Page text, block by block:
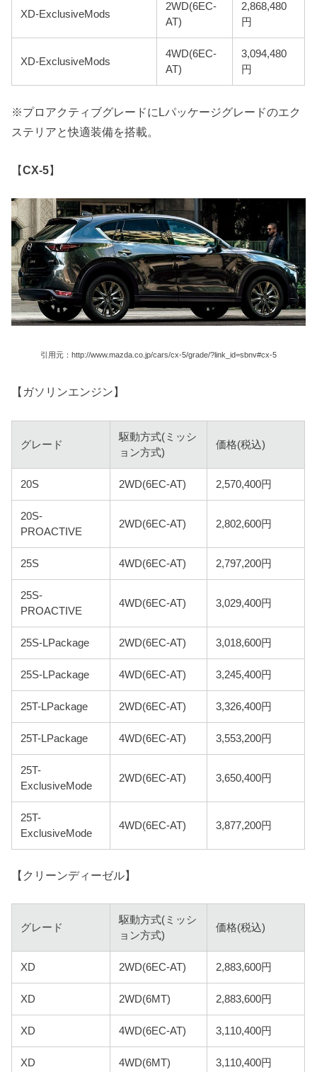
XD-ExclusiveMods
2WD(6EC-
AT)
2,868,480
円
XD-ExclusiveMods
4WD(6EC-
AT)
3,094,480
円
※プロアクティブグレードにLパッケージグレードのエク
ステリアと快適装備を搭載。
【CX-5】
引用元：http://www.mazda.co.jp/cars/cx-5/grade/?link_id=sbnv#cx-5
【ガソリンエンジン】
グレード
駆動方式(ミッシ
ョン方式)
価格(税込)
20S 2WD(6EC-AT) 2,570,400円
20S-
PROACTIVE
2WD(6EC-AT) 2,802,600円
25S 4WD(6EC-AT) 2,797,200円
25S-
PROACTIVE
4WD(6EC-AT) 3,029,400円
25S-LPackage 2WD(6EC-AT) 3,018,600円
25S-LPackage 4WD(6EC-AT) 3,245,400円
25T-LPackage 2WD(6EC-AT) 3,326,400円
25T-LPackage 4WD(6EC-AT) 3,553,200円
25T-
ExclusiveMode
2WD(6EC-AT) 3,650,400円
25T-
ExclusiveMode
4WD(6EC-AT) 3,877,200円
【クリーンディーゼル】
グレード
駆動方式(ミッシ
ョン方式)
価格(税込)
XD 2WD(6EC-AT) 2,883,600円
XD 2WD(6MT) 2,883,600円
XD 4WD(6EC-AT) 3,110,400円
XD 4WD(6MT) 3,110,400円